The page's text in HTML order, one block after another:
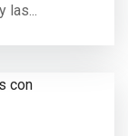
las...